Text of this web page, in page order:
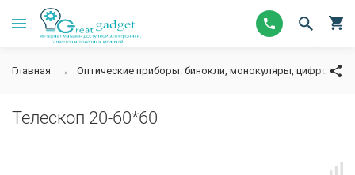
Главная Оптические приборы: бинокли, монокуляры,
Телескоп 20-60*60